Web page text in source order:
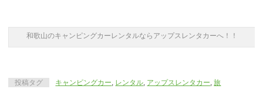
和歌山のキャンピングカーレンタルならアップスレンタカーへ！！
投稿タグ キャンピングカー, レンタル, アップスレンタカー,旅